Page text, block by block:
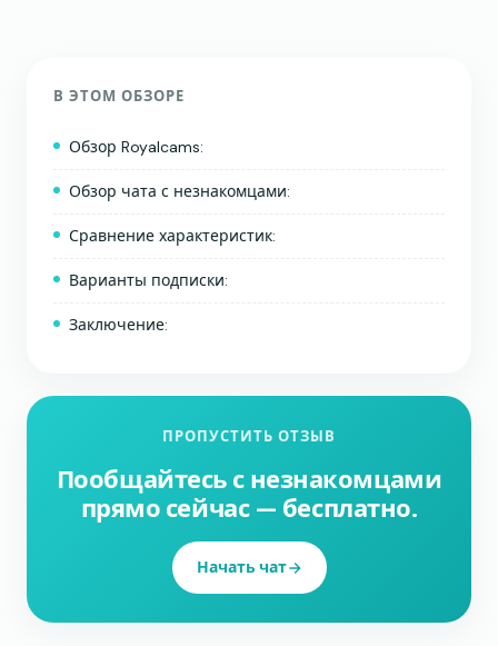
В ЭТОМ ОБЗОРЕ
Обзор Royalcams:
Обзор чата с незнакомцами:
Сравнение характеристик:
Варианты подписки:
Заключение:
ПРОПУСТИТЬ ОТЗЫВ
Пообщайтесь с незнакомцами
прямо сейчас — бесплатно.
Начать чат